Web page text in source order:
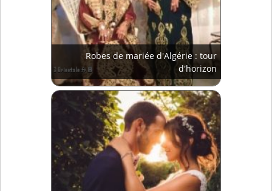
Robes de mariée d'Algérie : tour
d'horizon